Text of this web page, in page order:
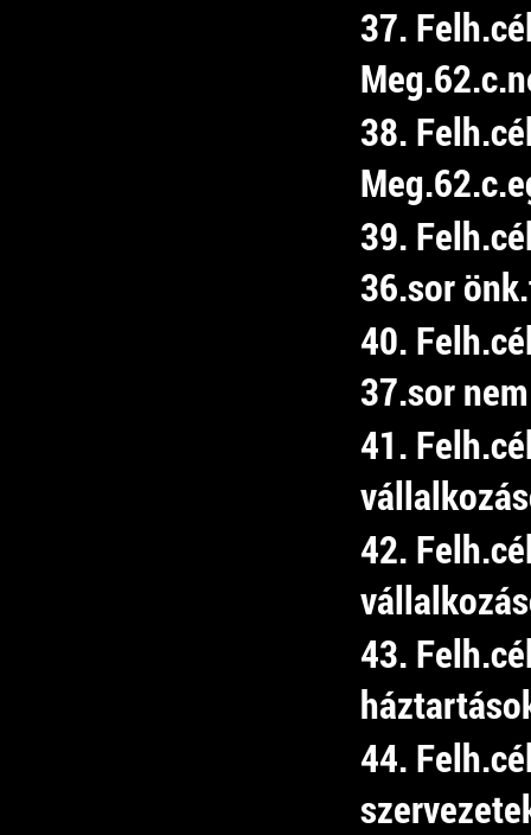
37.
38.
39.
36.sor
40.
37.sor
41.
42.
43.
44.